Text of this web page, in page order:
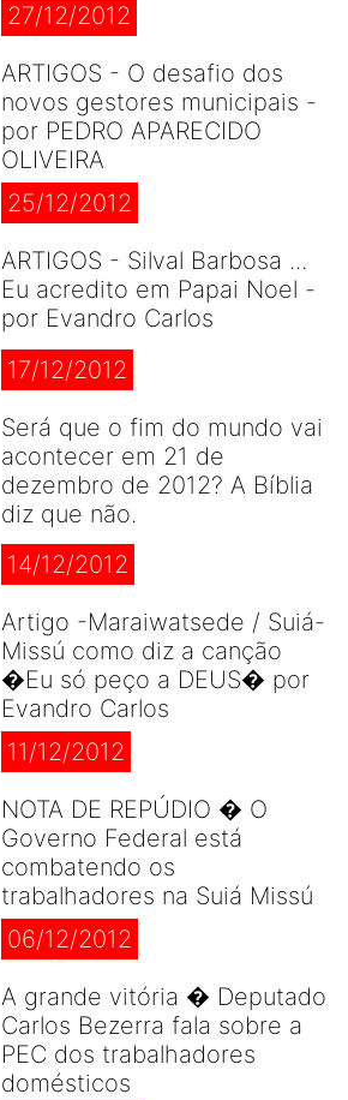
27/12/2012
ARTIGOS - O desafio dos
novos gestores municipais -
por PEDRO APARECIDO
OLIVEIRA
25/12/2012
ARTIGOS - Silval Barbosa ...
Eu acredito em Papai Noel -
por Evandro Carlos
17/12/2012
Será que o fim do mundo vai
acontecer em 21 de
dezembro de 2012? A Bíblia
diz que não.
14/12/2012
Artigo -Maraiwatsede / Suiá-
Missú como diz a canção
�Eu só peço a DEUS� por
Evandro Carlos
11/12/2012
NOTA DE REPÚDIO � O
Governo Federal está
combatendo os
trabalhadores na Suiá Missú
06/12/2012
A grande vitória � Deputado
Carlos Bezerra fala sobre a
PEC dos trabalhadores
domésticos